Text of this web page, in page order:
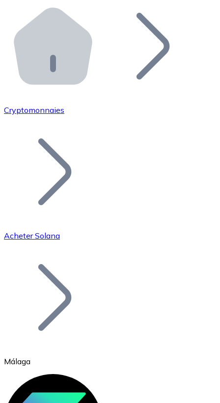
Distributeurs automatiques Bitnovo
Intégrez un ATM Bitnovo dans votre entreprise et
API Bitnovo
Intégrez notre API dans votre écosystème.
Rejoignez notre réseau de distributeurs et
Ajoutez le token de votre projet à notre service
Bitcoin
Cryptomonnaies
Acheter Solana
Málaga